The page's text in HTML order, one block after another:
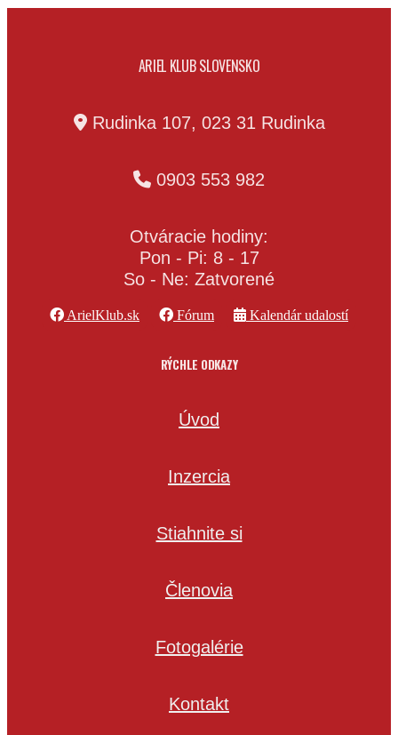
ARIEL KLUB SLOVENSKO
Rudinka 107, 023 31 Rudinka
0903 553 982
Otváracie hodiny:
Pon - Pi: 8 - 17
So - Ne: Zatvorené
ArielKlub.sk Fórum Kalendár udalostí
RÝCHLE ODKAZY
Úvod
Inzercia
Stiahnite si
Členovia
Fotogalérie
Kontakt